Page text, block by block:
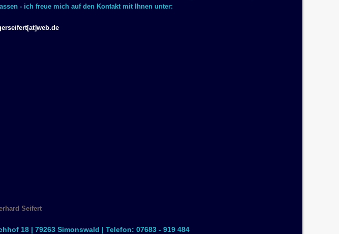
lassen - ich freue mich auf den Kontakt mit Ihnen unter:
Seifert
18 | 79263 Simonswald | Telefon: 07683 - 919 484